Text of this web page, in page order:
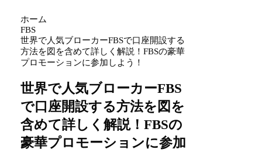
ホーム
FBS
世界で人気ブローカーFBSで口座開設する
方法を図を含めて詳しく解説！FBSの豪華
プロモーションに参加しよう！
世界で人気ブローカーFBS
で口座開設する方法を図を
含めて詳しく解説！FBSの
豪華プロモーションに参加